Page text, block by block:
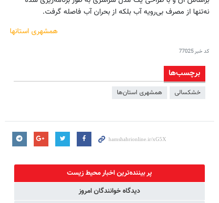
نه‌تنها از مصرف بی‌رویه آب بلکه از بحران آب فاصله گرفت.
همشهری استانها
کد خبر77025
برچسب‌ها
خشکسالی همشهری استان‌ها
پر بیننده‌ترین اخبار محیط زیست
دیدگاه خوانندگان امروز